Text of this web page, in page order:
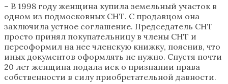
– В 1998 году женщина купила земельный участок в
одном из подмосковных СНТ. С продавцом она
заключила устное соглашение. Председатель СНТ
просто принял покупательницу в члены СНТ и
переоформил на нее членскую книжку, пояснив, что
иных документов оформлять не нужно. Спустя почти
20 лет женщина подала иск о признании права
собственности в силу приобретательной давности.